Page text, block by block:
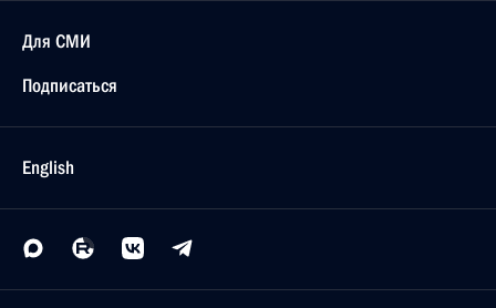
Для СМИ
Подписаться
English